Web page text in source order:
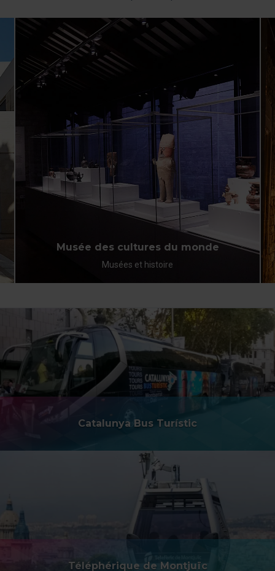
l’option « Gestionnaire de cookies », que vous trouverez
dans le menu en bas du site.
Musée des cultures du monde
Musées et histoire
Catalunya Bus Turístic
Téléphérique de Montjuïc